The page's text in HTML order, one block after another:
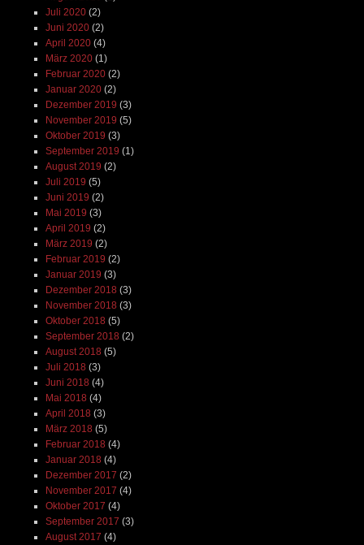
Juli 2020(2)
Juni 2020(2)
April 2020(4)
März 2020(1)
Februar 2020(2)
Januar 2020(2)
Dezember 2019 (3)
November 2019 (5)
Oktober 2019 (3)
September 2019 (1)
August 2019 (2)
Juli 2019 (5)
Juni 2019 (2)
Mai 2019 (3)
April 2019 (2)
März 2019 (2)
Februar 2019 (2)
Januar 2019 (3)
Dezember 2018 (3)
November 2018 (3)
Oktober 2018 (5)
September 2018 (2)
August 2018 (5)
Juli 2018 (3)
Juni 2018 (4)
Mai 2018 (4)
April 2018 (3)
März 2018 (5)
Februar 2018 (4)
Januar 2018 (4)
Dezember 2017 (2)
November 2017 (4)
Oktober 2017 (4)
September 2017 (3)
August 2017 (4)